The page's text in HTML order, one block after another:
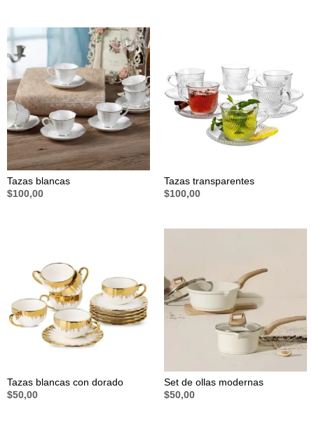
Tazas blancas
$100,00
Tazas transparentes
$100,00
Tazas blancas con dorado
$50,00
Set de ollas modernas
$50,00